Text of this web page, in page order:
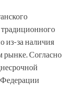
традиционного
из-за наличия
рынке. Согласно